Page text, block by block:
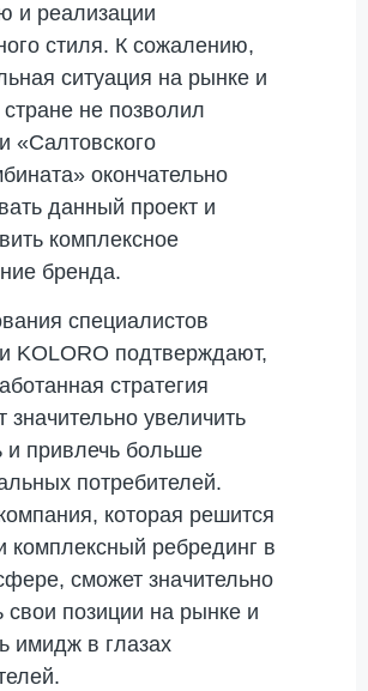
и реализации
стиля. К сожалению,
ситуация на рынке и
стране не позволил
«Салтовского
окончательно
данный проект и
комплексное
бренда.
специалистов
KOLORO подтверждают,
стратегия
значительно увеличить
и привлечь больше
потребителей.
которая решится
комплексный ребрединг в
сможет значительно
свои позиции на рынке и
имидж в глазах